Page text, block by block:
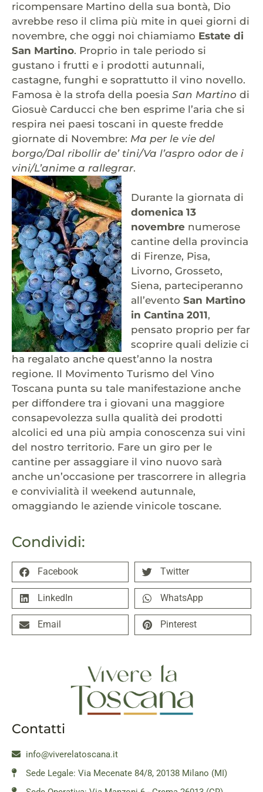
Condividi:
Facebook Twitter
LinkedIn WhatsApp
Email Pinterest
ricompensare Martino della sua bontà, Dio
avrebbe reso il clima più mite in quei giorni di
novembre, che oggi noi chiamiamo Estate di
San Martino. Proprio in tale periodo si
gustano i frutti e i prodotti autunnali,
castagne, funghi e soprattutto il vino novello.
Famosa è la strofa della poesia San Martino di
Giosuè Carducci che ben esprime l’aria che si
respira nei paesi toscani in queste fredde
giornate di Novembre: Ma per le vie del
borgo/Dal ribollir de’ tini/Va l’aspro odor de i
vini/L’anime a rallegrar.
Durante la giornata di
domenica 13
novembre numerose
cantine della provincia
di Firenze, Pisa,
Livorno, Grosseto,
Siena, parteciperanno
all’evento San Martino
in Cantina 2011,
pensato proprio per far
scoprire quali delizie ci
ha regalato anche quest’anno la nostra
regione. Il Movimento Turismo del Vino
Toscana punta su tale manifestazione anche
per diffondere tra i giovani una maggiore
consapevolezza sulla qualità dei prodotti
alcolici ed una più ampia conoscenza sui vini
del nostro territorio. Fare un giro per le
cantine per assaggiare il vino nuovo sarà
anche un’occasione per trascorrere in allegria
e convivialità il weekend autunnale,
omaggiando le aziende vinicole toscane.
Contatti
info@viverelatoscana.it
Sede Legale: Via Mecenate 84/8, 20138 Milano (MI)